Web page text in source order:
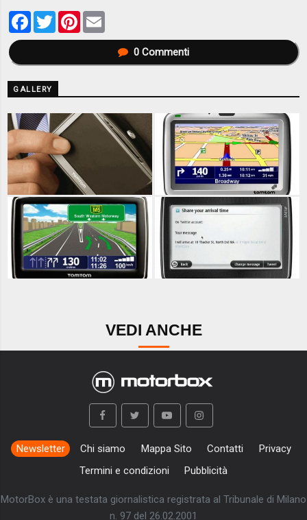
Facebook
TwitterPinterest
0Commenti
GALLERY
VEDI ANCHE
Newsletter Chi siamo Mappa Sito Contatti
Privacy
Termini e condizioni
Pubblicità
MotorBox è una testata giornalistica registrata al Tribunale di Milano
n. 97 del 26.02.2001